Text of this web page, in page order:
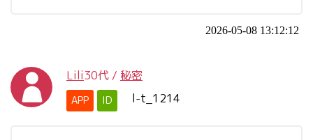
2026-05-08 13:12:12
Lili30代 / 秘密
APP ID l-t_1214